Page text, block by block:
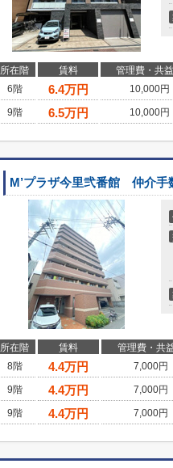
所在階 賃料 管理費・共
6階
6.4万円 10,000円
9階
6.5万円 10,000円
M’プラザ今里弐番館 仲介手
所在階 賃料 管理費・共
8階
4.4万円 7,000円
9階
4.4万円 7,000円
9階
4.4万円 7,000円